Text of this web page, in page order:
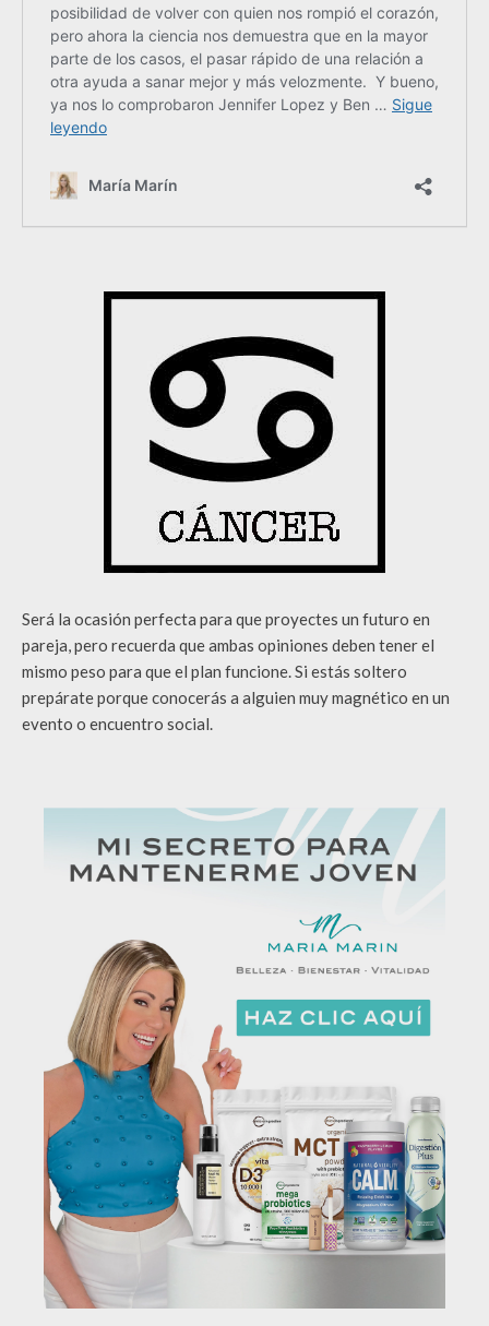
Será la ocasión perfecta para que proyectes un futuro en
pareja, pero recuerda que ambas opiniones deben tener el
mismo peso para que el plan funcione. Si estás soltero
prepárate porque conocerás a alguien muy magnético en un
evento o encuentro social.